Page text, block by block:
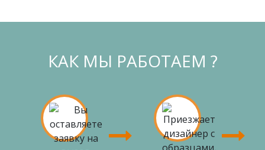
КАК МЫ РАБОТАЕМ ?